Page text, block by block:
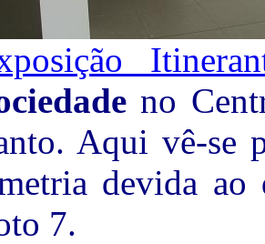
no
Aqui vê-se
devida
7.